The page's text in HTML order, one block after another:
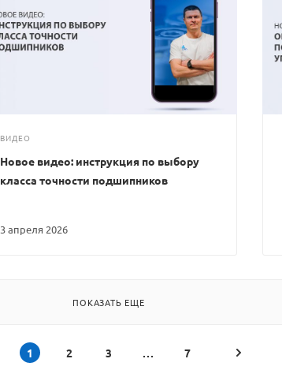
ВИДЕО
3 апреля 2026
Новое видео: инструкция по выбору
класса точности подшипников
ПОКАЗАТЬ ЕЩЕ
1 2 3 7